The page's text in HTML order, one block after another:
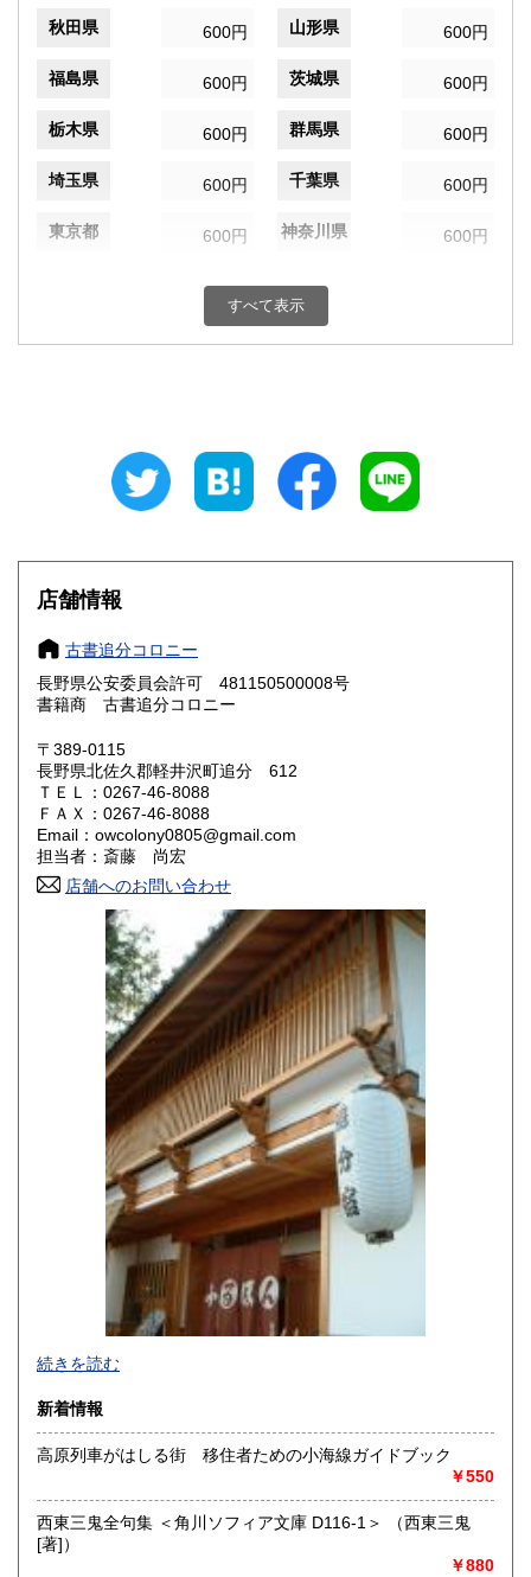
秋田県 600円 山形県 600円
福島県 600円 茨城県 600円
栃木県 600円 群馬県 600円
埼玉県 600円 千葉県 600円
東京都 600円 神奈川県 600円
600円 富山県
600円 三重県
大阪府
奈良県
鳥取県 600円 島根県
岡山県
山口県 600円
香川県 600円 愛媛県
高知県 600円
600円 長崎県
600円 大分県
600円 鹿児島県
600円
すべて表示
店舗情報
古書追分コロニー
長野県公安委員会許可 481150500008号
書籍商 古書追分コロニー
〒389-0115
長野県北佐久郡軽井沢町追分 612
ＴＥＬ：0267-46-8088
ＦＡＸ：0267-46-8088
Email：owcolony0805@gmail.com
担当者：斎藤 尚宏
店舗へのお問い合わせ
追分コロニーは「豊かな暮らし」をテーマにした「村の古本
屋」です。人が精神的に豊かな生活を送るための 様々な遊び
的「衣・食・住、アート、音楽、旅、 趣味、健康、文芸、経
済、社会、哲学、政治」 等の幅広いテーマを扱います。
続きを読む
新着情報
高原列車がはしる街 移住者ための小海線ガイドブック
￥550
西東三鬼全句集 ＜角川ソフィア文庫 D116-1＞ （西東三鬼
[著]）
￥880